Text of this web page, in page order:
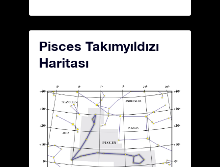
Pisces Takımyıldızı
Haritası